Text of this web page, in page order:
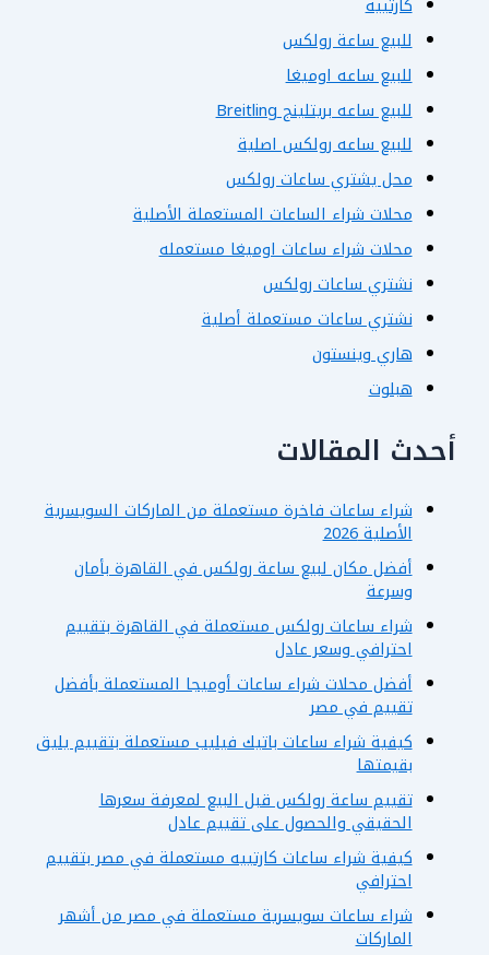
للبيع ساعة رولكس
للبيع ساعه اوميغا
للبيع ساعه بريتلينج Breitling
للبيع ساعه رولكس اصلية
محل يشتري ساعات رولكس
محلات شراء الساعات المستعملة الأصلية
محلات شراء ساعات اوميغا مستعمله
نشتري ساعات رولكس
نشتري ساعات مستعملة أصلية
هاري وينستون
هبلوت
أحدث المقالات
شراء ساعات فاخرة مستعملة من الماركات السويسرية
الأصلية 2026
أفضل مكان لبيع ساعة رولكس في القاهرة بأمان
وسرعة
شراء ساعات رولكس مستعملة في القاهرة بتقييم
احترافي وسعر عادل
أفضل محلات شراء ساعات أوميجا المستعملة بأفضل
تقييم في مصر
كيفية شراء ساعات باتيك فيليب مستعملة بتقييم يليق
بقيمتها
تقييم ساعة رولكس قبل البيع لمعرفة سعرها
الحقيقي والحصول على تقييم عادل
كيفية شراء ساعات كارتييه مستعملة في مصر بتقييم
احترافي
شراء ساعات سويسرية مستعملة في مصر من أشهر
الماركات